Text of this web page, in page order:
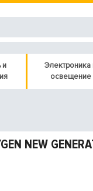
и
Электроника
освещение
NEW